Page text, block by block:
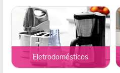
Eletrodomésticos